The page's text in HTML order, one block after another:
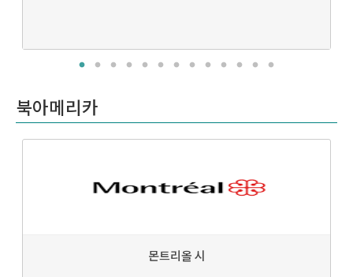
북아메리카
몬트리올 시